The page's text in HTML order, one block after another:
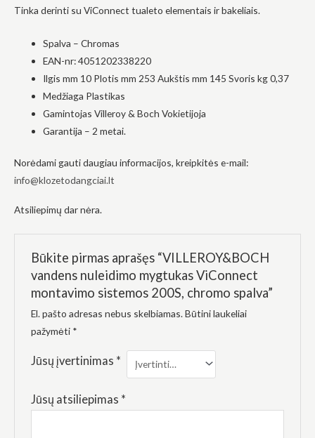
Tinka derinti su ViConnect tualeto elementais ir bakeliais.
Spalva – Chromas
EAN-nr: 4051202338220
Ilgis mm 10 Plotis mm 253 Aukštis mm 145 Svoris kg 0,37
Medžiaga Plastikas
Gamintojas Villeroy & Boch Vokietijoja
Garantija – 2 metai.
Norėdami gauti daugiau informacijos, kreipkitės e-mail:
info@klozetodangciai.lt
Atsiliepimų dar nėra.
Būkite pirmas aprašęs “VILLEROY&BOCH
vandens nuleidimo mygtukas ViConnect
montavimo sistemos 200S, chromo spalva”
El. pašto adresas nebus skelbiamas. Būtini laukeliai
pažymėti *
Jūsų įvertinimas *
Jūsų atsiliepimas *
Patirtis
veiktų kuo
geriau jūsų
metu. Jei
atsisakysite
kai kurios
funkcijos iš
Dalindamiesi
pomėgiais ir
lankotės
mūsų
padidinate
galimybę
pamatyti
suasmenintą
pasiūlymus.